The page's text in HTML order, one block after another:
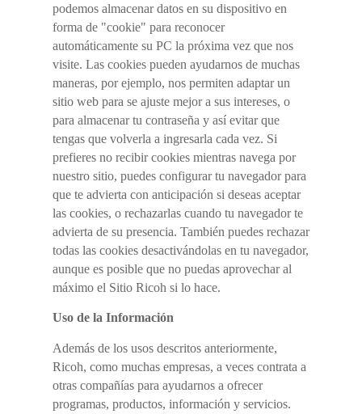
podemos almacenar datos en su dispositivo en
forma de "cookie" para reconocer
automáticamente su PC la próxima vez que nos
visite. Las cookies pueden ayudarnos de muchas
maneras, por ejemplo, nos permiten adaptar un
sitio web para se ajuste mejor a sus intereses, o
para almacenar tu contraseña y así evitar que
tengas que volverla a ingresarla cada vez. Si
prefieres no recibir cookies mientras navega por
nuestro sitio, puedes configurar tu navegador para
que te advierta con anticipación si deseas aceptar
las cookies, o rechazarlas cuando tu navegador te
advierta de su presencia. También puedes rechazar
todas las cookies desactivándolas en tu navegador,
aunque es posible que no puedas aprovechar al
máximo el Sitio Ricoh si lo hace.
Uso de la Información
Además de los usos descritos anteriormente,
Ricoh, como muchas empresas, a veces contrata a
otras compañías para ayudarnos a ofrecer
programas, productos, información y servicios.